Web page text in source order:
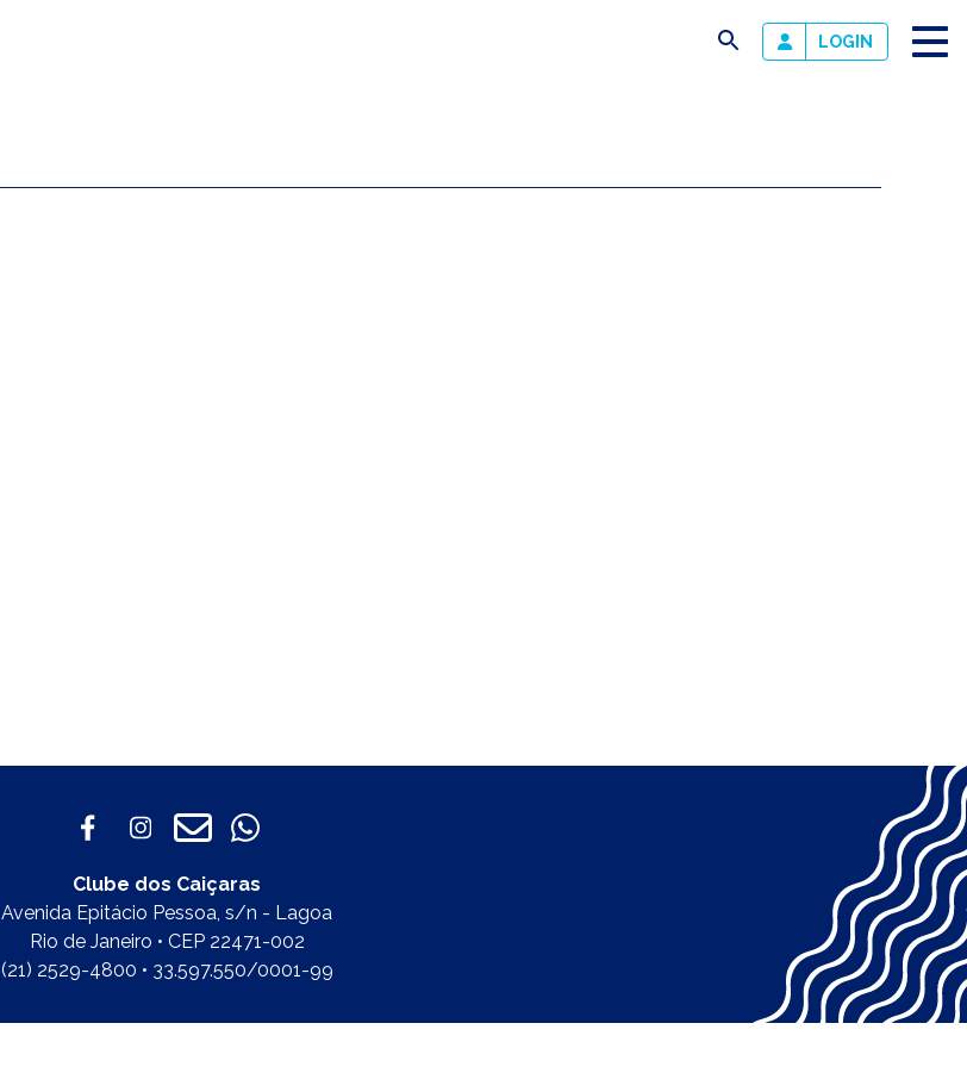
busca LOGIN
Clube dos Caiçaras
Avenida Epitácio Pessoa, s/n - Lagoa
Rio de Janeiro • CEP 22471-002
(21) 2529-4800 • 33.597.550/0001-99